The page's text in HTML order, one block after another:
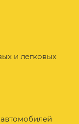
и легковых